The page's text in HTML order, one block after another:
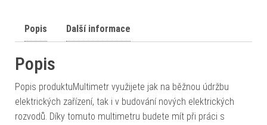
Popis Další informace
Popis
Popis produktuMultimetr využijete jak na běžnou údržbu
elektrických zařízení, tak i v budování nových elektrických
rozvodů. Díky tomuto multimetru budete mít při práci s